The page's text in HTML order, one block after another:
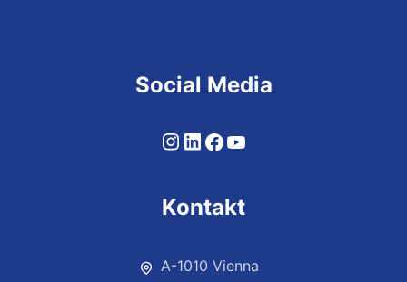
Social Media
Kontakt
A-1010 Vienna